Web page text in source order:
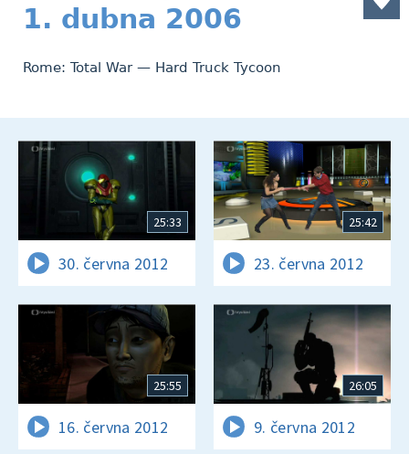
1. dubna 2006
Rome: Total War — Hard Truck Tycoon
25:33
30. června 2012
25:42
23. června 2012
25:55
16. června 2012
26:05
9. června 2012